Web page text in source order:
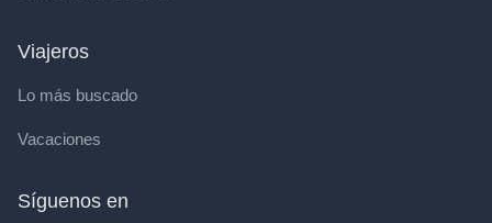
Viajeros
Lo más buscado
Vacaciones
Síguenos en